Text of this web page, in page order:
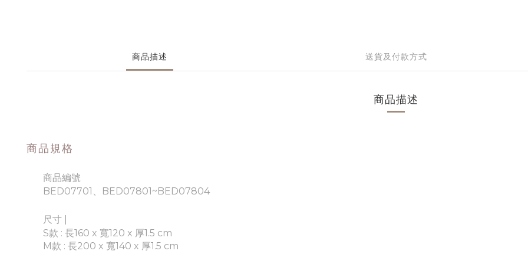
商品描述 送貨及付款方式
商品描述
商品規格
商品編號
BED07701、BED07801~BED07804
尺寸 |
S款 : 長160 x 寬120 x 厚1.5 cm
M款 : 長200 x 寬140 x 厚1.5 cm